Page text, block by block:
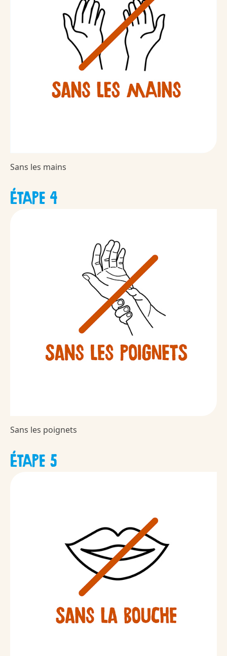
Sans les mains
ÉTAPE 4
Sans les poignets
ÉTAPE 5